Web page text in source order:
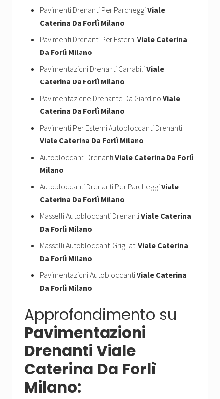
Pavimenti Drenanti Per ParcheggiViale
Caterina Da Forlì Milano
Pavimenti Drenanti Per EsterniViale Caterina
Da Forlì Milano
Pavimentazioni Drenanti CarrabiliViale
Caterina Da Forlì Milano
Pavimentazione Drenante Da Giardino Viale
Caterina Da Forlì Milano
Pavimenti Per Esterni Autobloccanti Drenanti
Viale Caterina Da Forlì Milano
Autobloccanti DrenantiViale Caterina Da Forlì
Milano
Autobloccanti Drenanti Per ParcheggiViale
Caterina Da Forlì Milano
Masselli Autobloccanti DrenantiViale Caterina
Da Forlì Milano
Masselli Autobloccanti GrigliatiViale Caterina
Da Forlì Milano
Pavimentazioni AutobloccantiViale Caterina
Da Forlì Milano
Approfondimento su
Pavimentazioni
Drenanti Viale
Caterina Da Forlì
Milano: